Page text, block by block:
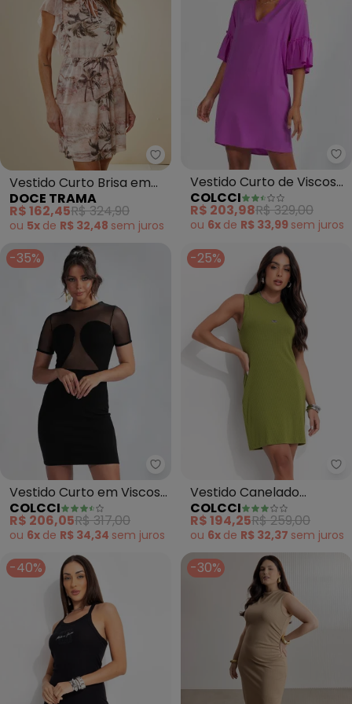
Doce Trama - Vestido Curto
Vestido Curto Brisa em
Tule Estampado
(Estampado)
DOCE TRAMA
R$ 162,45R$ 324,90
ou 5x de R$ 32,48 sem juros
Vestido Curto de Viscose
(Roxo)
COLCCI
R$ 203,98R$ 329,00
ou 6x de R$ 33,99 sem juros
-35%
Colcci - Vestido Curto em
Vestido Curto em Viscose
(Preto)
COLCCI
R$ 206,05R$ 317,00
ou 6x de R$ 34,34 sem juros
-25%
Vestido Canelado
(Verde)
COLCCI
R$ 194,25R$ 259,00
ou 6x de R$ 32,37 sem juros
-40% -30%